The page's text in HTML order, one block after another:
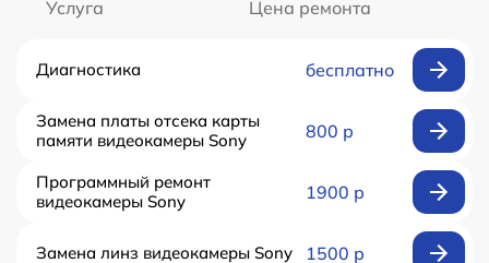
Услуга Цена ремонта
Диагностика бесплатно
Замена платы отсека карты
памяти видеокамеры Sony
800 р
Программный ремонт
видеокамеры Sony
1900 р
Замена линз видеокамеры Sony 1500 р